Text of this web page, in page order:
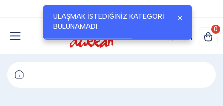
TED DÜKKAN
TED YAYINLARI
0
×
ULAŞMAK ISTEDIĞINIZ KATEGORI
BULUNAMADI